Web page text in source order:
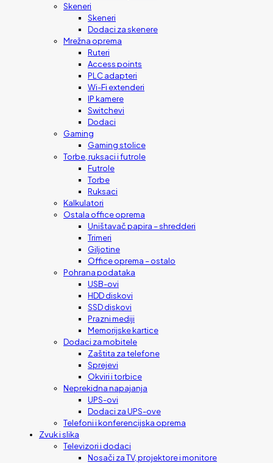
Skeneri
Skeneri
Dodaci za skenere
Mrežna oprema
Ruteri
Access points
PLC adapteri
Wi-Fi extenderi
IP kamere
Switchevi
Dodaci
Gaming
Gaming stolice
Torbe, ruksaci i futrole
Futrole
Torbe
Ruksaci
Kalkulatori
Ostala office oprema
Uništavač papira – shredderi
Trimeri
Giljotine
Office oprema – ostalo
Pohrana podataka
USB-ovi
HDD diskovi
SSD diskovi
Prazni mediji
Memorijske kartice
Dodaci za mobitele
Zaštita za telefone
Sprejevi
Okviri i torbice
Neprekidna napajanja
UPS-ovi
Dodaci za UPS-ove
Telefoni i konferencijska oprema
Zvuk i slika
Televizori i dodaci
Nosači za TV, projektore i monitore